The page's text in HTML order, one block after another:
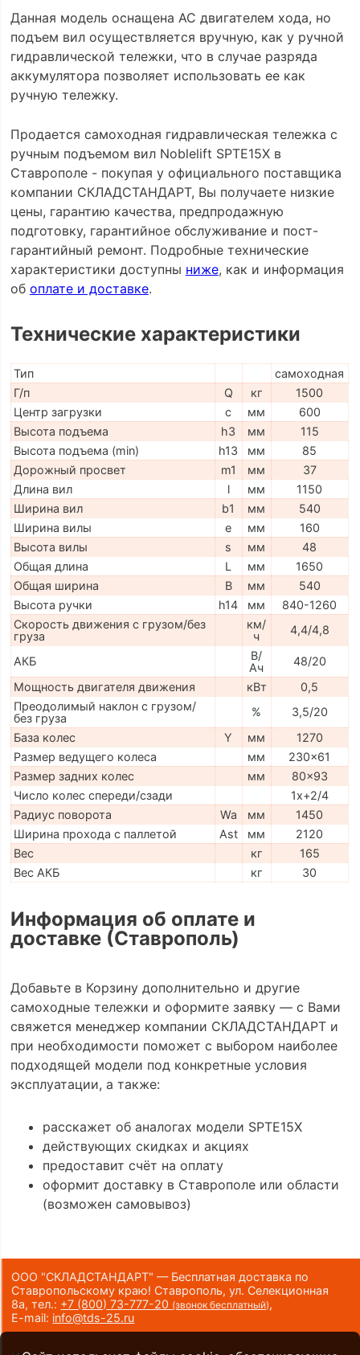
Данная модель оснащена AC двигателем хода, но
подъем вил осуществляется вручную, как у ручной
гидравлической тележки, что в случае разряда
аккумулятора позволяет использовать ее как
ручную тележку.
Продается самоходная гидравлическая тележка с
ручным подъемом вил Noblelift SPTE15X в
Ставрополе - покупая у официального поставщика
компании СКЛАДСТАНДАРТ, Вы получаете низкие
цены, гарантию качества, предпродажную
подготовку, гарантийное обслуживание и пост-
гарантийный ремонт. Подробные технические
характеристики доступны ниже, как и информация
об оплате и доставке.
Технические характеристики
Тип
самоходная
Г/п
Q кг
1500
Центр загрузки
c мм
600
Высота подъема
h3 мм
115
Высота подъема (min)
h13 мм
85
Дорожный просвет
m1 мм
37
Длина вил
l мм
1150
Ширина вил
b1 мм
540
Ширина вилы
e мм
160
Высота вилы
s мм
48
Общая длина
L мм
1650
Общая ширина
B мм
540
Высота ручки
h14 мм
840-1260
Скорость движения с грузом/без
груза
км/
ч
4,4/4,8
АКБ
В/
Ач
48/20
Мощность двигателя движения
кВт
0,5
Преодолимый наклон с грузом/
без груза
%
3,5/20
База колес
Y мм
1270
Размер ведущего колеса
мм
230x61
Размер задних колес
мм
80x93
Число колес спереди/сзади
1x+2/4
Радиус поворота
Wa мм
1450
Ширина прохода с паллетой
Ast мм
2120
Вес
кг
165
Вес АКБ
кг 30
Информация об оплате и
доставке (Ставрополь)
Добавьте в Корзину дополнительно и другие
самоходные тележки и оформите заявку — с Вами
свяжется менеджер компании СКЛАДСТАНДАРТ и
при необходимости поможет с выбором наиболее
подходящей модели под конкретные условия
эксплуатации, а также:
расскажет об аналогах модели SPTE15X
действующих скидках и акциях
предоставит счёт на оплату
оформит доставку в Ставрополе или области
(возможен самовывоз)
ООО "СКЛАДСТАНДАРТ" — Бесплатная доставка по
Ставропольскому краю! Ставрополь, ул. Селекционная
8а,тел.: +7 (800) 73-777-20 (звонок бесплатный),
E-mail: info@tds-25.ru